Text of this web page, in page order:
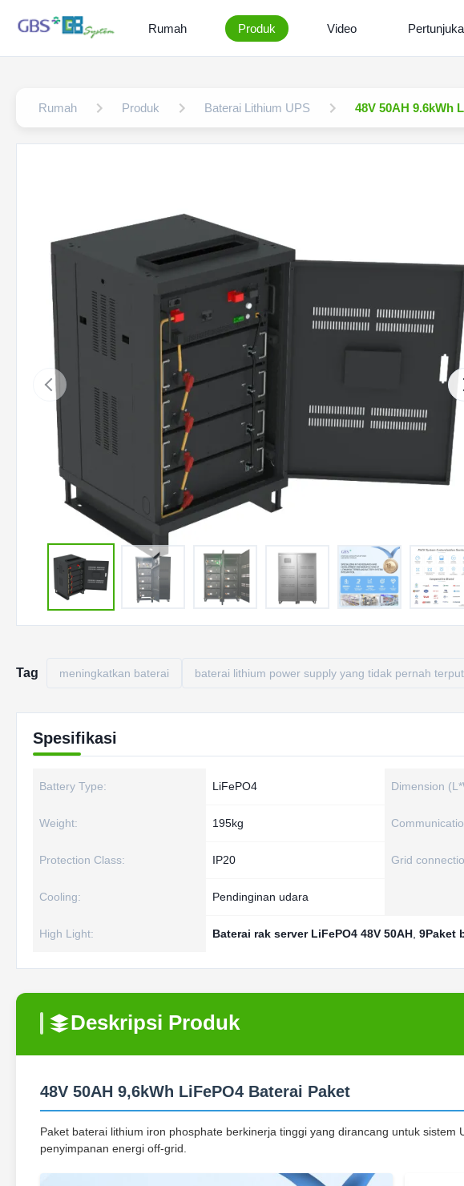
Rumah Produk Video
Rumah Produk Baterai Lithium UPS 48V 50AH 9.6kWh
Tag meningkatkan baterai baterai lithium power supply yang tidak pernah
Spesifikasi
Battery Type: LiFePO4 Dimension
Weight: 195kg
Protection Class: IP20 Grid
Cooling: Pendinginan udara
High Light: Baterai rak server LiFePO4 48V 50AH 9Paket
Deskripsi Produk
48V 50AH 9,6kWh LiFePO4 Baterai Paket
Paket baterai lithium iron phosphate berkinerja tinggi yang dirancang untuk sistem
penyimpanan energi off-grid.